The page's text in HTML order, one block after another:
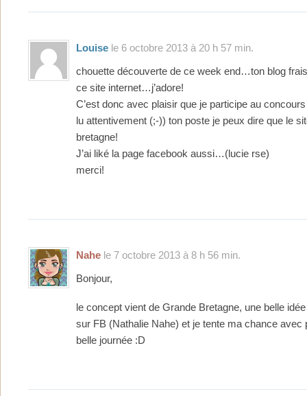
Louise le 6 octobre 2013 à 20 h 57 min.
chouette découverte de ce week end…ton blog
ce site internet…j’adore!
C’est donc avec plaisir que je participe au
lu attentivement (;-)) ton poste je peux dire que le
bretagne!
J’ai liké la page facebook aussi…(lucie rse)
merci!
Nahe le 7 octobre 2013 à 8 h 56 min.
Bonjour,
le concept vient de Grande Bretagne, une belle
sur FB (Nathalie Nahe) et je tente ma chance avec
belle journée :D